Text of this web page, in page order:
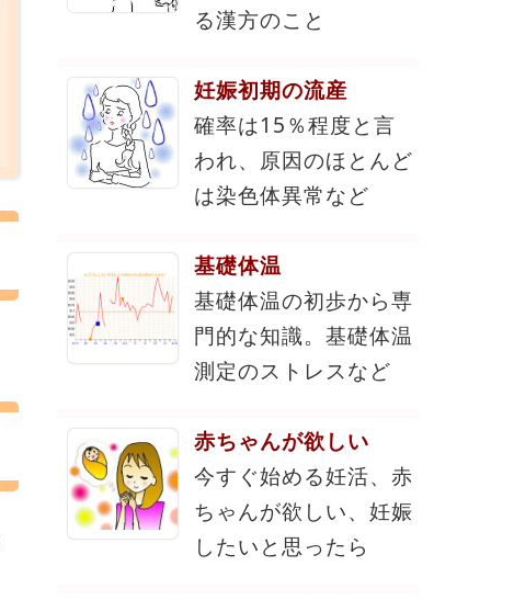
る漢方のこと
妊娠初期の流産
確率は15％程度と言
われ、原因のほとんど
は染色体異常など
基礎体温
基礎体温の初歩から専
門的な知識。基礎体温
測定のストレスなど
赤ちゃんが欲しい
今すぐ始める妊活、赤
ちゃんが欲しい、妊娠
したいと思ったら